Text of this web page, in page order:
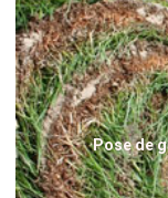
Pose de